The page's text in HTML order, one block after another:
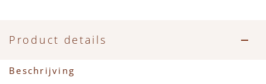
Zwemkleding
Feestkleding
Beren, Speendoekjes en Knuffeldoekjes
Tassen
Mini Rodini
+1 in the family
Product details
Beschrijving